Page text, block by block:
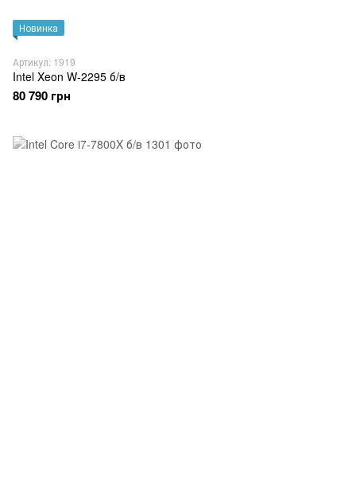
Новинка
Артикул: 1919
Intel Xeon W-2295 б/в
80 790 грн